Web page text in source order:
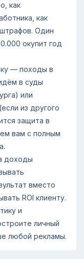
как
как
Один
окупит год
— походы в
в суды
или
из другого
защита в
вам с полным
доходы
вместо
ROI клиенту.
и
личный
любой рекламы.